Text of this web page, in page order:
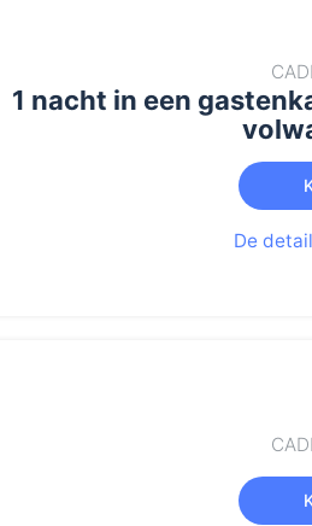
1 nacht in een
De